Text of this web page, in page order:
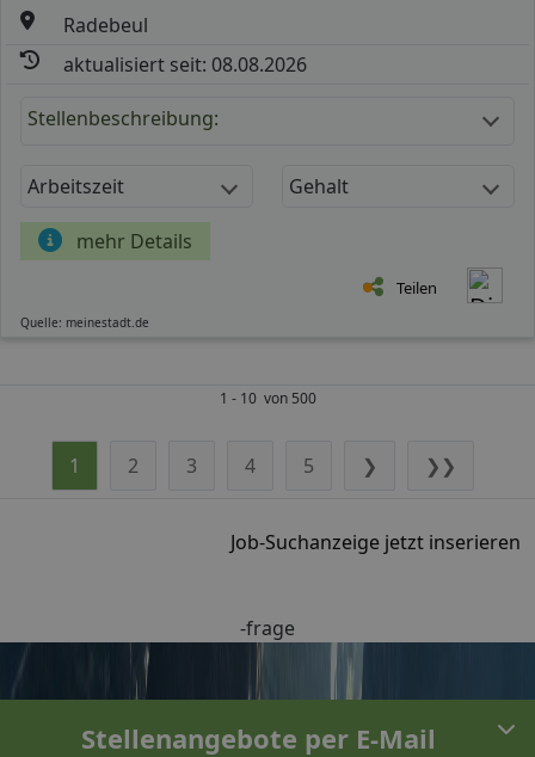
Radebeul
aktualisiert seit: 08.08.2026
Stellenbeschreibung:
Arbeitszeit Gehalt
mehr Details
Teilen
Quelle: meinestadt.de
1 - 10 von 500
1 2 3 4 5 ❯ ❯❯
Job-Suchanzeige jetzt inserieren
-frage
Stellenangebote per E-Mail